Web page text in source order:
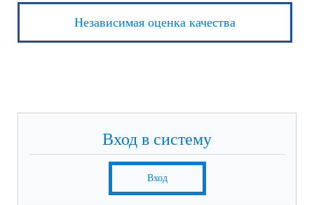
Независимая оценка качества
Вход в систему
Вход